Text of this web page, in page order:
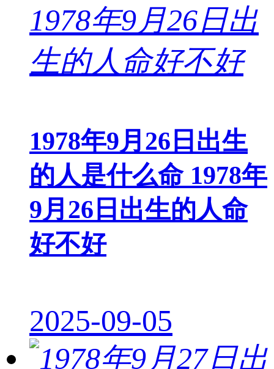
1978年9月26日出生
的人是什么命 1978年
9月26日出生的人命
好不好
2025-09-05